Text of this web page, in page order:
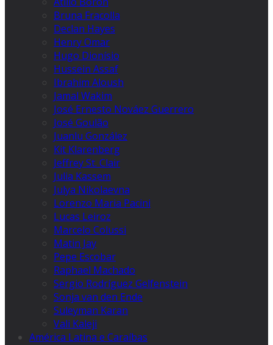
Bruna Fracolla
Declan Hayes
Henry Omar
Hugo Dionísio
Hussein Assaf
Ibrahim Aloush
Jamal Wakim
José Ernesto Nováez Guerrero
José Goulão
Juanlu González
Kit Klarenberg
Jeffrey St. Clair
Julia Kassem
Julya Nikolaevna
Lorenzo Maria Pacini
Lucas Leiroz
Marcelo Colussi
Matin Jay
Pepe Escobar
Raphael Machado
Sergio Rodríguez Gelfenstein
Sonja van den Ende
Suleyman Karan
Vali Kaleji
América Latina e Caraíbas